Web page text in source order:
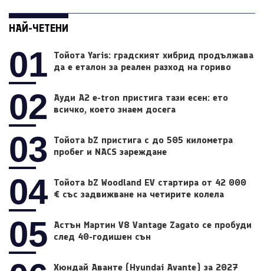
НАЙ-ЧЕТЕНИ
01
Тойота Yaris: градският хибрид продължава
да е еталон за реален разход на гориво
02
Ауди A2 e-tron пристига тази есен: ето
всичко, което знаем досега
03
Тойота bZ пристига с до 505 километра
пробег и NACS зареждане
04 Тойота bZ Woodland EV стартира от 42 000
€ със задвижване на четирите колела
05
Астън Мартин V8 Vantage Zagato се пробуди
след 40-годишен сън
Хюндай Аванте (Hyundai Avante) за 2027